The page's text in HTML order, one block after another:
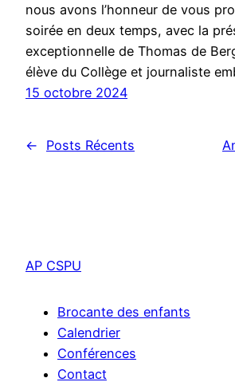
nous avons l’honneur de vous
soirée en deux temps, avec la
exceptionnelle de Thomas de
élève du Collège et journaliste
15 octobre 2024
← Posts Récents
AP CSPU
Brocante des enfants
Calendrier
Conférences
Contact